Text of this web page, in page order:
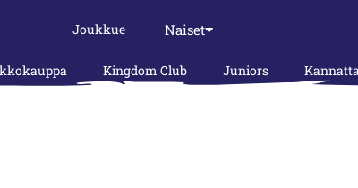
Joukkue Naiset
Kingdom Club Juniors